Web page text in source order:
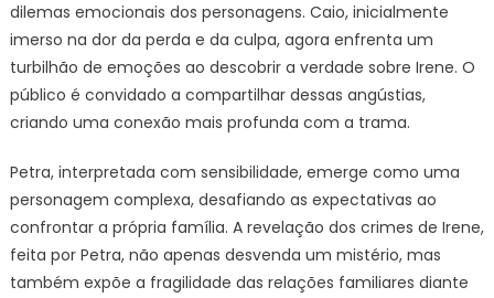
dilemas emocionais dos personagens. Caio, inicialmente
imerso na dor da perda e da culpa, agora enfrenta um
turbilhão de emoções ao descobrir a verdade sobre Irene. O
público é convidado a compartilhar dessas angústias,
criando uma conexão mais profunda com a trama.
Petra, interpretada com sensibilidade, emerge como uma
personagem complexa, desafiando as expectativas ao
confrontar a própria família. A revelação dos crimes de Irene,
feita por Petra, não apenas desvenda um mistério, mas
também expõe a fragilidade das relações familiares diante